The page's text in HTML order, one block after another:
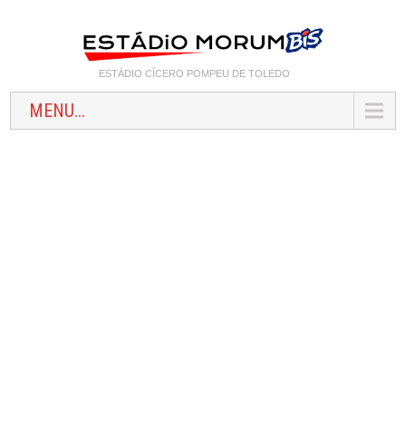
ESTÁDIO CÍCERO POMPEU DE TOLEDO
MENU...